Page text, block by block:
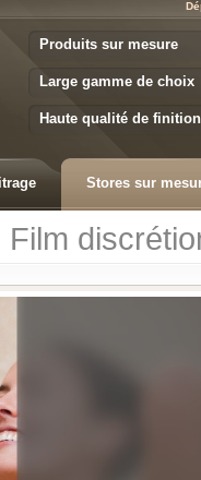
Produits sur mesure
Large gamme de choix
Haute qualité de finition
Stores sur
Film